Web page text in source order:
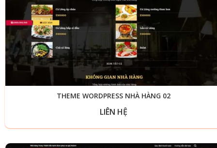
THEME WORDPRESS NHÀ HÀNG 02
LIÊN HỆ